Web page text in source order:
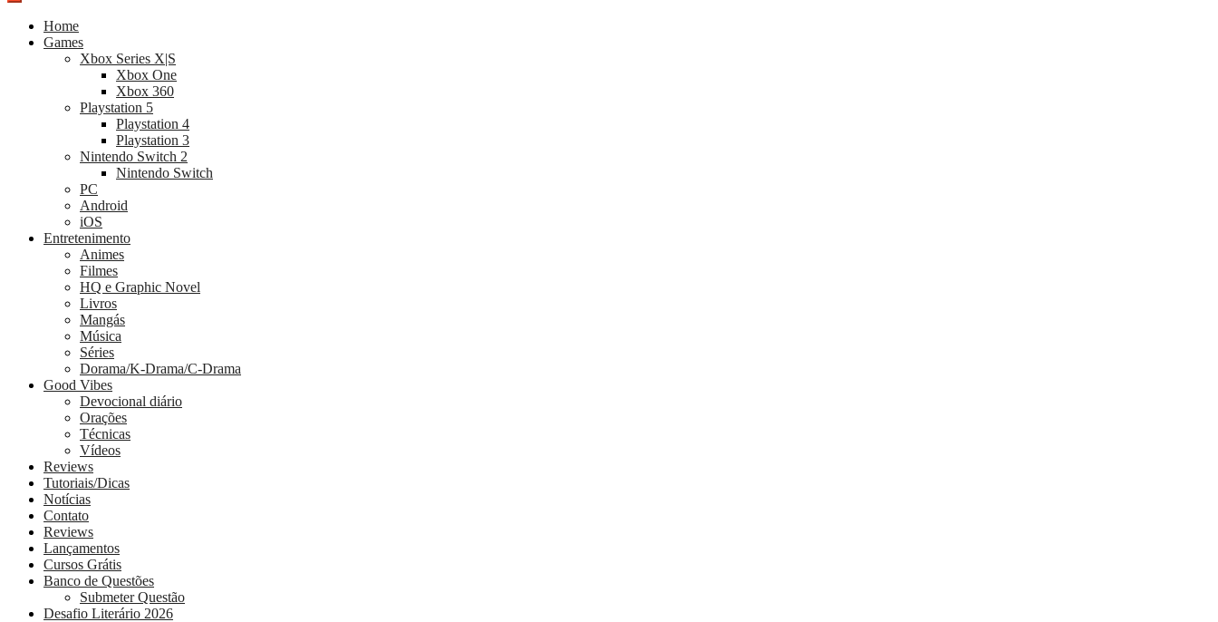
Home
Games
Xbox Series X|S
Xbox One
Xbox 360
Playstation 5
Playstation 4
Playstation 3
Nintendo Switch 2
Nintendo Switch
PC
Android
iOS
Entretenimento
Animes
Filmes
HQ e Graphic Novel
Livros
Mangás
Música
Séries
Dorama/K-Drama/C-Drama
Good Vibes
Devocional diário
Orações
Técnicas
Vídeos
Reviews
Tutoriais/Dicas
Notícias
Contato
Reviews
Lançamentos
Cursos Grátis
Banco de Questões
Submeter Questão
Desafio Literário 2026